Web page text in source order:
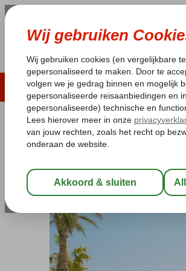
LAST MINUTE
Pakketgarantie
Home
Griekenland Kreta
Grecotel Plaza
Logies-Aparthotel